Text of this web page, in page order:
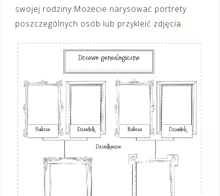
swojej rodziny.Możecie narysować portrety
poszczególnych osób lub przykleić zdjęcia.